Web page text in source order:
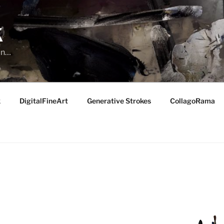
DigitalFineArt Generative Strokes CollagoRama